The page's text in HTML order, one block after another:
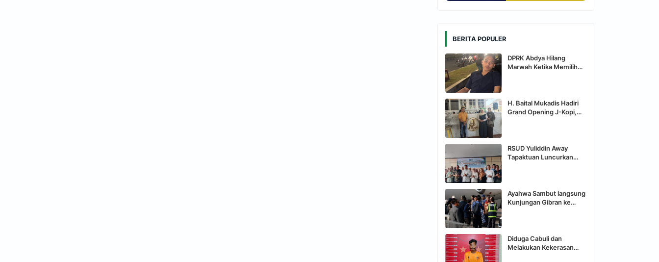
BERITA POPULER
DPRK Abdya Hilang
Marwah Ketika Memilih
H. Baital Mukadis Hadiri
Grand Opening J-Kopi,
RSUD Yuliddin Away
Tapaktuan Luncurkan
Pasien
Ayahwa Sambut langsung
Kunjungan Gibran ke
Diduga Cabuli dan
Melakukan Kekerasan